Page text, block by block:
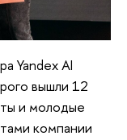
Yandex AI
вышли 12
и молодые
компании